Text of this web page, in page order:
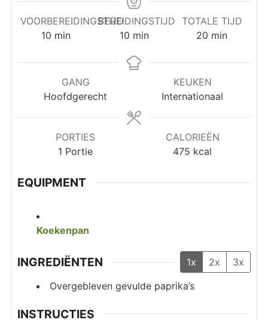
VOORBEREIDINGSTIJD
10 minuten
min
BEREIDINGSTIJD
10minuten
min
TOTALE TIJD
20 minuten
min
GANG
Hoofdgerecht
KEUKEN
Internationaal
PORTIES
1 Portie
CALORIEËN
475 kcal
EQUIPMENT
Koekenpan
INGREDIËNTEN 1x 2x
3x
Overgebleven gevulde paprika’s
INSTRUCTIES